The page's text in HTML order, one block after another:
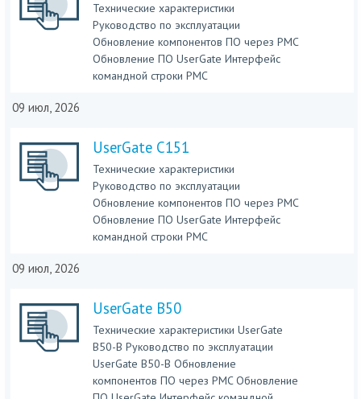
Технические характеристики
Руководство по эксплуатации
Обновление компонентов ПО через PMC
Обновление ПО UserGate Интерфейс
командной строки PMC
09 июл, 2026
UserGate C151
Технические характеристики
Руководство по эксплуатации
Обновление компонентов ПО через PMC
Обновление ПО UserGate Интерфейс
командной строки PMC
09 июл, 2026
UserGate B50
Технические характеристики UserGate
B50-B Руководство по эксплуатации
UserGate B50-B Обновление
компонентов ПО через PMC Обновление